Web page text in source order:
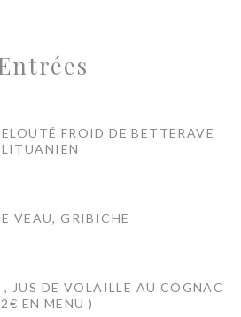
FROID DE BETTERAVE
LITUANIEN
VEAU, GRIBICHE
JUS DE VOLAILLE AU COGNAC
EN MENU )